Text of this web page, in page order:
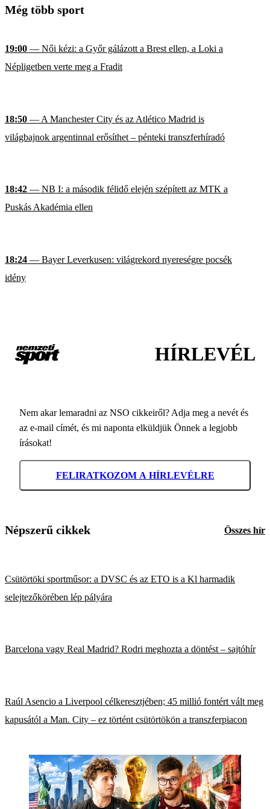
Még több sport
19:00 — Női kézi: a Győr gálázott a Brest ellen, a Loki a
Népligetben verte meg a Fradit
18:50 — A Manchester City és az Atlético Madrid is
világbajnok argentinnal erősíthet – pénteki transzferhíradó
18:42 — NB I: a második félidő elején szépített az MTK a
Puskás Akadémia ellen
18:24 — Bayer Leverkusen: világrekord nyereségre pocsék
idény
HÍRLEVÉL
Nem akar lemaradni az NSO cikkeiről? Adja meg a nevét és
az e-mail címét, és mi naponta elküldjük Önnek a legjobb
írásokat!
FELIRATKOZOM A HÍRLEVÉLRE
Népszerű cikkek Összes hír
Csütörtöki sportműsor: a DVSC és az ETO is a Kl harmadik
selejtezőkörében lép pályára
Barcelona vagy Real Madrid? Rodri meghozta a döntést – sajtóhír
Raúl Asencio a Liverpool célkeresztjében; 45 millió fontért vált meg
kapusától a Man. City – ez történt csütörtökön a transzferpiacon